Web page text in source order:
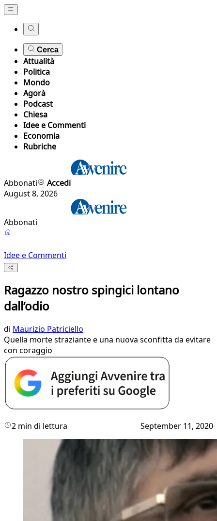
Cerca
Attualità
Politica
Mondo
Agorà
Podcast
Chiesa
Idee e Commenti
Economia
Rubriche
Abbonati
Accedi
August 8, 2026
Abbonati
Idee e Commenti
Ragazzo nostro spingici lontano
dall’odio
di Maurizio Patriciello
Quella morte straziante e una nuova sconfitta da evitare
con coraggio
2 min di lettura September 11, 2020